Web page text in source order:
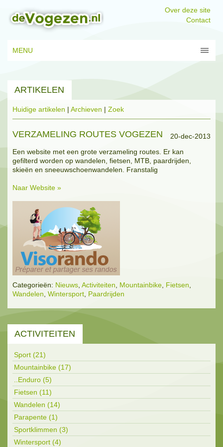
Over deze site
Contact
MENU
ARTIKELEN
Huidige artikelen | Archieven | Zoek
VERZAMELING ROUTES VOGEZEN
20-dec-2013
Een website met een grote verzameling routes. Er kan
gefilterd worden op wandelen, fietsen, MTB, paardrijden,
skieën en sneeuwschoenwandelen. Franstalig
Naar Website »
Categorieën: Nieuws, Activiteiten, Mountainbike, Fietsen,
Wandelen, Wintersport, Paardrijden
ACTIVITEITEN
Sport (21)
Mountainbike (17)
..Enduro (5)
Fietsen (11)
Wandelen (14)
Parapente (1)
Sportklimmen (3)
Wintersport (4)